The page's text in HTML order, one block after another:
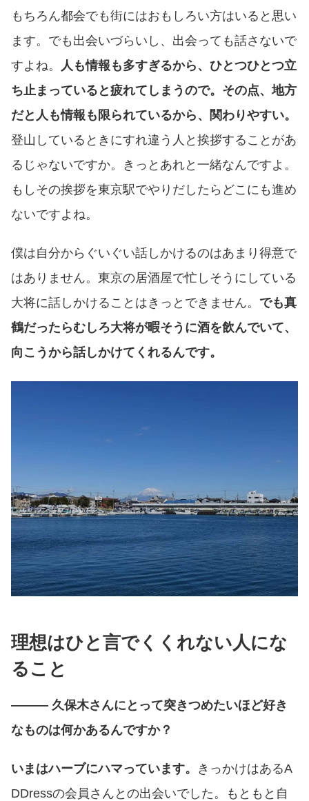
もちろん都会でも街にはおもしろい方はいると思い
ます。でも出会いづらいし、出会っても話さないで
すよね。 人も情報も多すぎるから、ひとつひとつ立
ち止まっていると疲れてしまうので。その点、地方
だと人も情報も限られているから、関わりやすい。
登山しているときにすれ違う人と挨拶することがあ
るじゃないですか。きっとあれと一緒なんですよ。
もしその挨拶を東京駅でやりだしたらどこにも進め
ないですよね。
僕は自分からぐいぐい話しかけるのはあまり得意で
はありません。東京の居酒屋で忙しそうにしている
大将に話しかけることはきっとできません。 でも真
鶴だったらむしろ大将が暇そうに酒を飲んでいて、
向こうから話しかけてくれるんです。
理想はひと言でくくれない人にな
ること
――― 久保木さんにとって突きつめたいほど好き
なものは何かあるんですか？
いまはハーブにハマっています。 きっかけはあるA
DDressの会員さんとの出会いでした。もともと自